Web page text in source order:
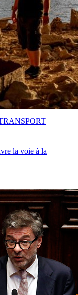
la voie à la